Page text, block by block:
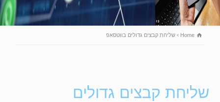
Home שליחת קבצים גדולים בווטסאפ
שליחת קבצים גדולים